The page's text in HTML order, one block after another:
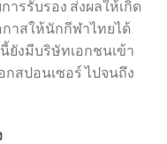
รรับรอง ส่งผลให้เกิด
าสให้นักกีฬาไทยได้
ยังมีบริษัทเอกชนเข้า
สปอนเซอร์ ไปจนถึง